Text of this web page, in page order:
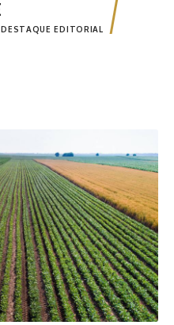
DESTAQUE EDITORIAL